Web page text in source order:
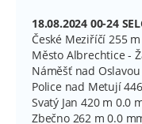
18.08.2024 00-24
České Meziříčí 255
Město Albrechtice -
Náměšť nad
Police nad Metují
Svatý Jan 420 m 0.0
Zbečno 262 m 0.0